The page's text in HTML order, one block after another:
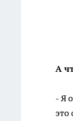
А
- Я
это